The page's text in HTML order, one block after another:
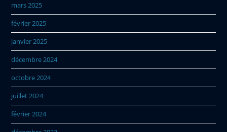
mars 2025
février 2025
janvier 2025
décembre 2024
octobre 2024
juillet 2024
février 2024